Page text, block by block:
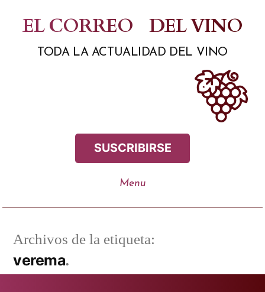
contenido
EL CORREO DEL VINO
TODA LA ACTUALIDAD DEL VINO
SUSCRIBIRSE
Archivos de la etiqueta:
verema